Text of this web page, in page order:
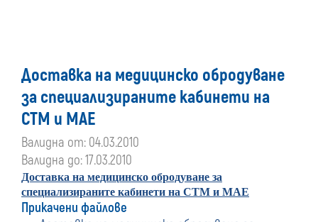
Доставка на медицинско обродуване
за специализираните кабинети на
СТМ и МАЕ
Валидна от: 04.03.2010
Валидна до: 17.03.2010
Доставка на медицинско обродуване за
специализираните кабинети на СТМ и МАЕ
Прикачени файлове